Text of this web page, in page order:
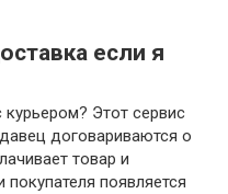
если я
Этот сервис
договариваются о
товар и
появляется